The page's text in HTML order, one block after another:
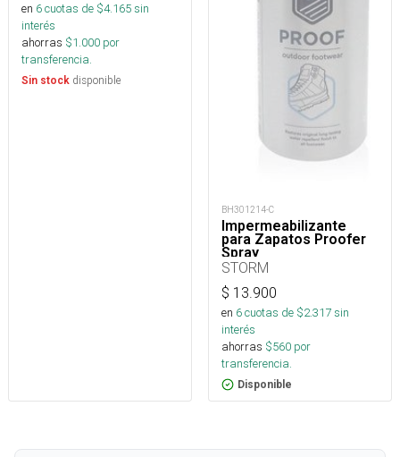
en 6cuotas de $4.165sin
interés
ahorras $1.000 por
transferencia.
Sin stock disponible
BH301214-C
Impermeabilizante
para Zapatos Proofer
Spray
STORM
$ 13.900
en 6cuotas de $2.317sin
interés
ahorras $560 por
transferencia.
Disponible